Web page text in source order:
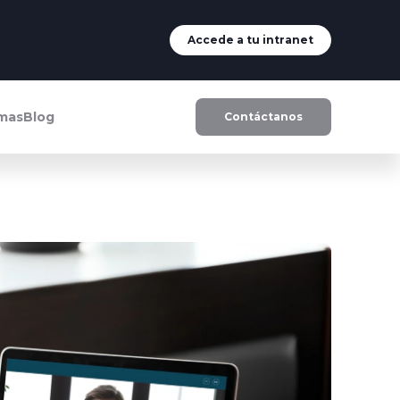
Accede a tu intranet
Blog Contáctanos